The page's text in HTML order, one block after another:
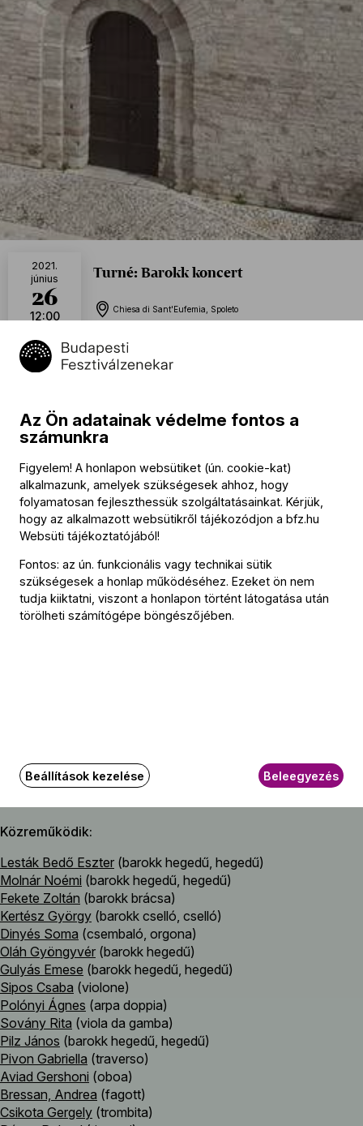
Turné: Barokk koncert
Chiesa di Sant'Eufemia, Spoleto
2021.
június
26
12:00
Naptáramhoz adom
Antonio Vivaldi (→
a-moll versenymű két hegedűre, RV 522
Marco Uccellini:
Szonáta két hegedűre és continuóra, Op. 4, No. 18
Henry Purcell (→bio):
6. (g-moll) triószonáta, Z. 807
Heinrich Ignaz Franz Biber (→
bio
Közreműködők
Közreműködik
Lesták Bedő Eszter (barokk hegedű, hegedű)
Molnár Noémi (barokk hegedű, hegedű)
Fekete Zoltán (barokk brácsa)
Kertész György (barokk cselló, cselló)
Dinyés Soma (csembaló, orgona)
Oláh Gyöngyvér (barokk hegedű)
Gulyás Emese (barokk hegedű, hegedű)
Sipos Csaba (violone)
Polónyi Ágnes (arpa doppia)
Sovány Rita (viola da gamba)
Pilz János (barokk hegedű, hegedű)
Pivon Gabriella (traverso)
Aviad Gershoni (oboa)
Bressan, Andrea (fagott)
Csikota Gergely (trombita)
Az Ön adatainak védelme fontos a
számunkra
Figyelem! A honlapon websütiket (ún. cookie-kat)
alkalmazunk, amelyek szükségesek ahhoz, hogy
folyamatosan fejleszthessük szolgáltatásainkat. Kérjük,
hogy az alkalmazott websütikről tájékozódjon a bfz.hu
Websüti tájékoztatójából!
Fontos: az ún. funkcionális vagy technikai sütik
szükségesek a honlap működéséhez. Ezeket ön nem
tudja kiiktatni, viszont a honlapon történt látogatása után
törölheti számítógépe böngészőjében.
Beállítások kezelése Beleegyezés